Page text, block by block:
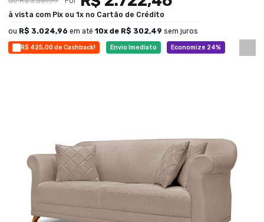
R$ 425,00 de Cashback! Envio Imediato Economize 24%
à vista com Pix ou 1x no Cartão de Crédito
ou R$ 3.024,96 em até 10x de R$ 302,49 sem juros